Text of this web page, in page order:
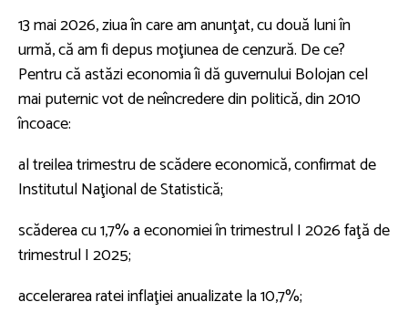
13 mai 2026, ziua în care am anunţat, cu două luni în
urmă, că am fi depus moţiunea de cenzură. De ce?
Pentru că astăzi economia îi dă guvernului Bolojan cel
mai puternic vot de neîncredere din politică, din 2010
încoace:
al treilea trimestru de scădere economică, confirmat de
Institutul Naţional de Statistică;
scăderea cu 1,7% a economiei în trimestrul I 2026 faţă de
trimestrul I 2025;
accelerarea ratei inflaţiei anualizate la 10,7%;